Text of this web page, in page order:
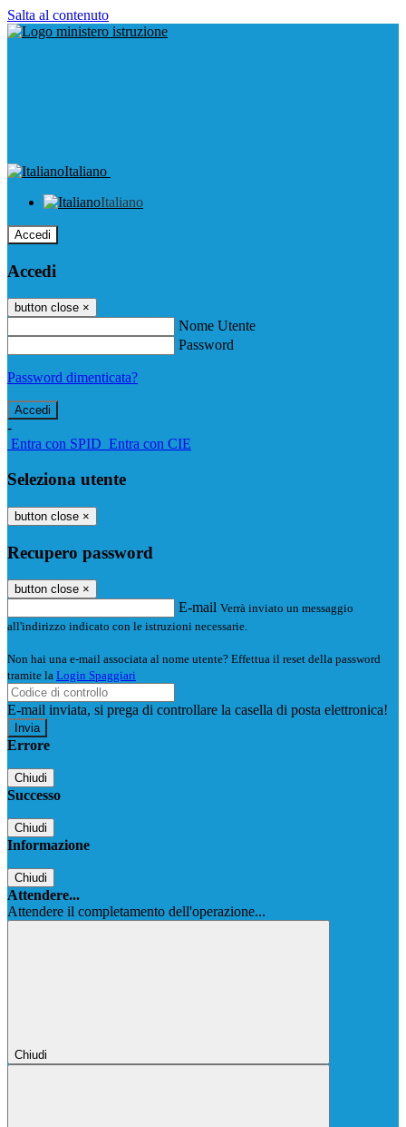
Salta al contenuto
Italiano
Italiano
Accedi
Accedi
button close ×
Nome Utente
Password
Password dimenticata?
-
Entra con SPID Entra con CIE
Seleziona utente
button close ×
Recupero password
button close ×
E-mail Verrà inviato un messaggio
all'indirizzo indicato con le istruzioni necessarie.
Non hai una e-mail associata al nome utente? Effettua il reset della password
tramite la Login Spaggiari
E-mail inviata, si prega di controllare la casella di posta elettronica!
Errore
Chiudi
Successo
Chiudi
Informazione
Chiudi
Attendere...
Attendere il completamento dell'operazione...
Chiudi